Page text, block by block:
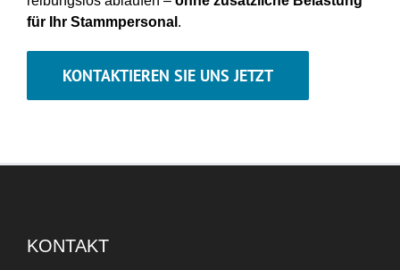
für Ihr Stammpersonal .
KONTAKTIEREN SIE UNS JETZT
KONTAKT